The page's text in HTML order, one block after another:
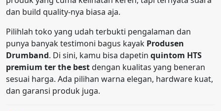
dan build quality-nya biasa aja.
Pilihlah toko yang udah terbukti pengalaman dan
punya banyak testimoni bagus kayak Produsen
Drumband. Di sini, kamu bisa dapetin quintom HTS
premium ter the bestdengan kualitas yang beneran
sesuai harga. Ada pilihan warna elegan, hardware kuat,
dan garansi produk juga.